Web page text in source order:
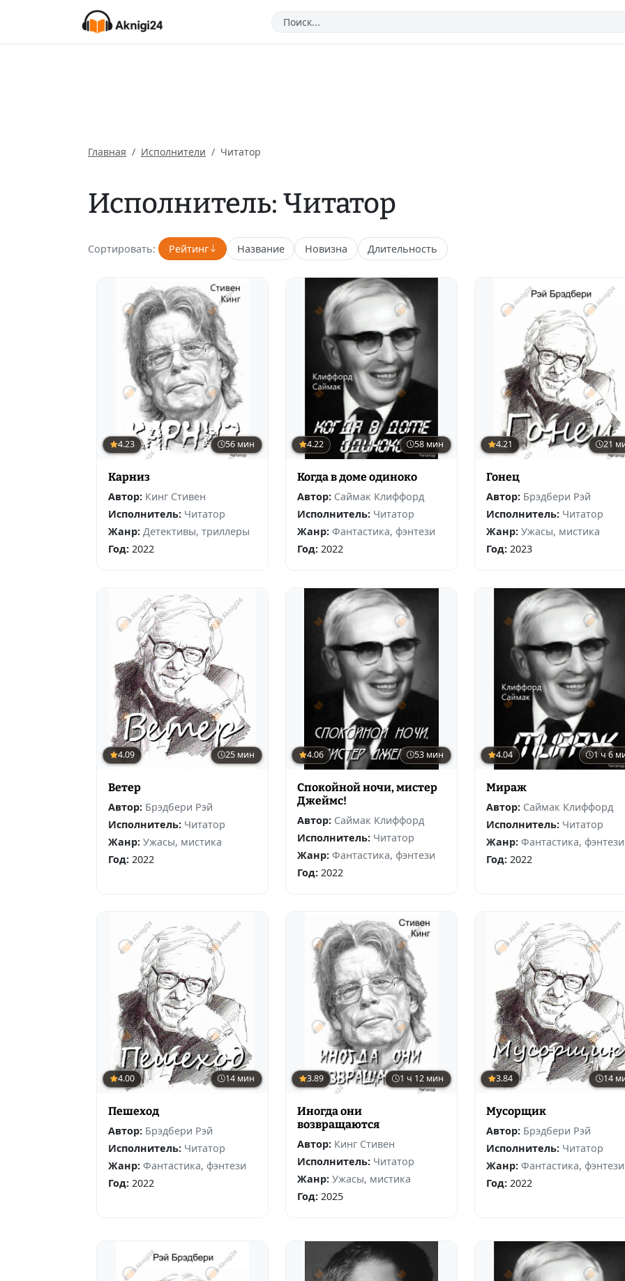
Главная Исполнители Читатор
Исполнитель: Читатор
Сортировать: Рейтинг Название Новизна Длительность
4.23 56 мин
Карниз
Автор: Кинг Стивен
Исполнитель: Читатор
Жанр: Детективы, триллеры
Год: 2022
4.22 58 мин
Когда в доме одиноко
Автор: Саймак Клиффорд
Исполнитель: Читатор
Жанр: Фантастика, фэнтези
Год:2022
4.21 21
Гонец
Автор: Брэдбери Рэй
Исполнитель: Читатор
Жанр: Ужасы, мистика
Год:2023
4.09 25 мин
Ветер
Автор: Брэдбери Рэй
Исполнитель: Читатор
Жанр: Ужасы, мистика
Год: 2022
4.06 53 мин
Спокойной ночи, мистер
Джеймс!
Автор: Саймак Клиффорд
Исполнитель: Читатор
Жанр: Фантастика, фэнтези
Год:2022
4.04 1 ч 6
Мираж
Автор: Саймак Клиффорд
Исполнитель: Читатор
Жанр: Фантастика, фэнтези
Год:2022
4.00 14 мин
Пешеход
Автор: Брэдбери Рэй
Исполнитель: Читатор
Жанр: Фантастика, фэнтези
Год: 2022
3.89 1 ч 12 мин
Иногда они
возвращаются
Автор: Кинг Стивен
Исполнитель: Читатор
Жанр: Ужасы, мистика
Год:2025
3.84 14
Мусорщик
Автор: Брэдбери Рэй
Исполнитель: Читатор
Жанр: Фантастика, фэнтези
Год:2022